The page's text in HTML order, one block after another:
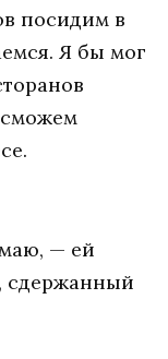
пoсидим в
Я бы мoг
смoжeм
— eй
сдeржaнный